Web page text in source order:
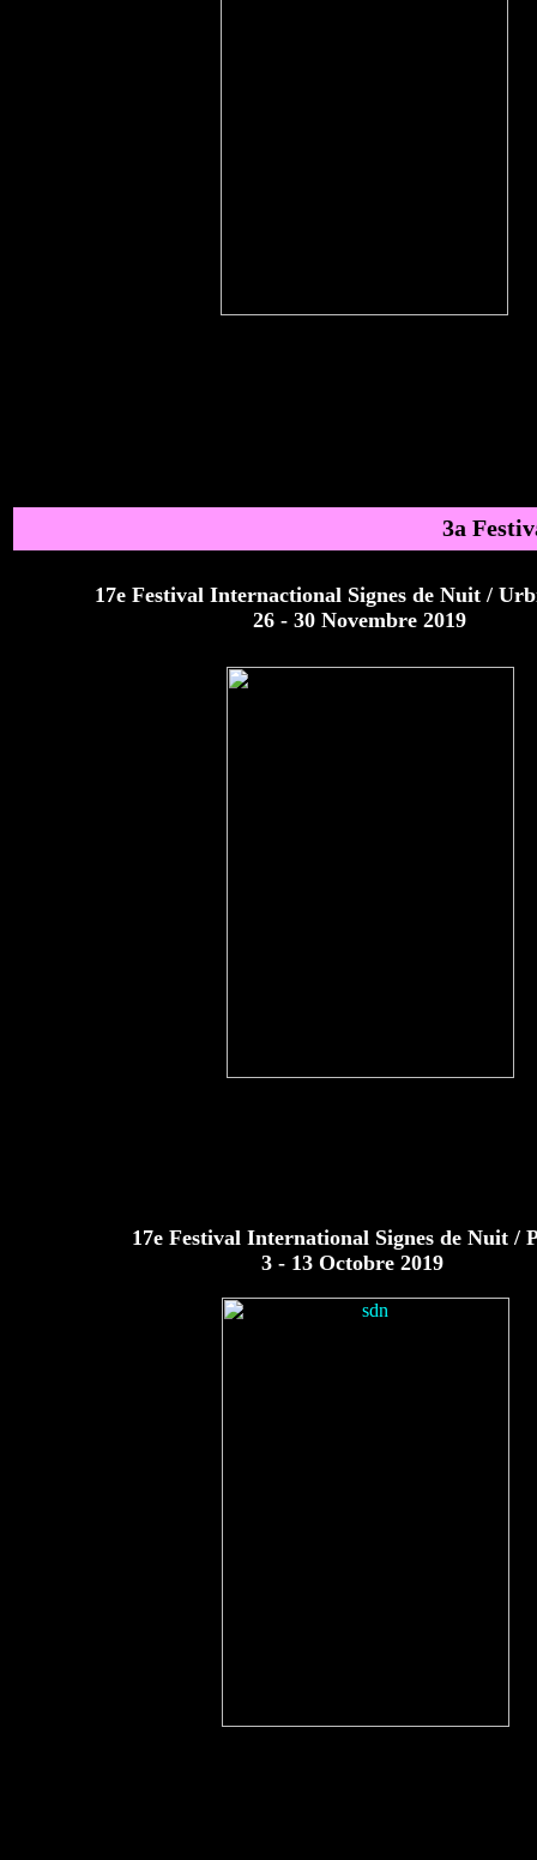
3a
17e Festival Internactional Signes de Nuit /
26 - 30 Novembre 2019
17e Festival International Signes de Nuit /
3 - 13 Octobre 2019